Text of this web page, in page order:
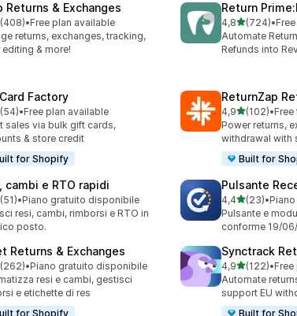
Returns & Exchanges
su 5
(408) totali
•Free plan available
returns, exchanges, tracking,
& more!
Return
4,8stelle su 5
(724)
724 recensioni
•
Automate
Refunds into
Factory
su 5
(54) totali
•Free plan available
sales via bulk gift cards,
& store credit
for Shopify
ReturnZap
4,9stelle su 5
(102)
102 recensioni
•Free
Power returns,
withdrawal with
Built for
cambi e RTO rapidi
su 5
(51) totali
•Piano gratuito disponibile
resi, cambi, rimborsi e RTO in
posto.
Pulsante
4,4stelle su 5
(23)
23 recensioni
•
Pulsante e
conforme 19/
Returns & Exchanges
su 5
(262) totali
•Piano gratuito disponibile
resi e cambi, gestisci
e etichette di res
for Shopify
Synctrack
4,9stelle su 5
(122)
122 recensioni
•Free
Automate
support EU
Built for